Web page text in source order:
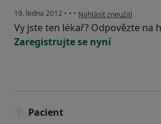
19. ledna 2012 • • • podle názoru uživatele
Nahlásit zneužití
Vy jste ten lékař? Odpovězte na
Zaregistrujte se nyní
Pacient